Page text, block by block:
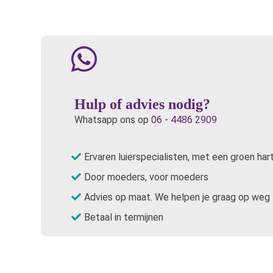
Hulp of advies nodig?
Whatsapp ons op 06 - 4486 2909
Ervaren luierspecialisten, met een groen
Door moeders, voor moeders
Advies op maat. We helpen je graag op weg
Betaal in termijnen